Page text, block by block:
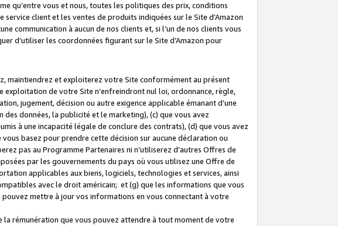
qu’entre vous et nous, toutes les politiques des prix, conditions
client et les ventes de produits indiquées sur le Site d’Amazon
communication à aucun de nos clients et, si l’un de nos clients vous
d’utiliser les coordonnées figurant sur le Site d’Amazon pour
maintiendrez et exploiterez votre Site conformément au présent
de votre Site n’enfreindront nul loi, ordonnance, règle,
jugement, décision ou autre exigence applicable émanant d’une
données, la publicité et le marketing), (c) que vous avez
à une incapacité légale de conclure des contrats), (d) que vous avez
basez pour prendre cette décision sur aucune déclaration ou
pas au Programme Partenaires ni n’utiliserez d’autres Offres de
par les gouvernements du pays où vous utilisez une Offre de
applicables aux biens, logiciels, technologies et services, ainsi
avec le droit américain; et (g) que les informations que vous
mettre à jour vos informations en vous connectant à votre
la rémunération que vous pouvez attendre à tout moment de votre